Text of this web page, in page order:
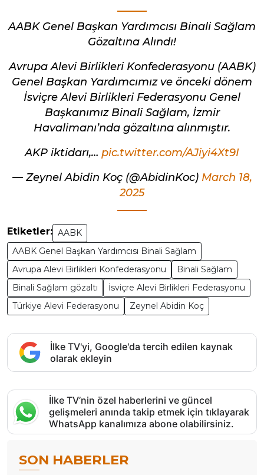
AABK Genel Başkan Yardımcısı Binali Sağlam
Gözaltına Alındı!
Avrupa Alevi Birlikleri Konfederasyonu (AABK)
Genel Başkan Yardımcımız ve önceki dönem
İsviçre Alevi Birlikleri Federasyonu Genel
Başkanımız Binali Sağlam, İzmir
Havalimanı’nda gözaltına alınmıştır.
AKP iktidarı,… pic.twitter.com/AJiyi4Xt9I
— Zeynel Abidin Koç (@AbidinKoc) March 18,
2025
Etiketler: AABK
AABK Genel Başkan Yardımcısı Binali Sağlam
Avrupa Alevi Birlikleri Konfederasyonu
Binali Sağlam
Binali Sağlam gözaltı
İsviçre Alevi Birlikleri Federasyonu
Türkiye Alevi Federasyonu
Zeynel Abidin Koç
İlke TV'yi, Google'da tercih edilen kaynak
olarak ekleyin
İlke TV’nin özel haberlerini ve güncel
gelişmeleri anında takip etmek için tıklayarak
WhatsApp kanalımıza abone olabilirsiniz.
SON HABERLER